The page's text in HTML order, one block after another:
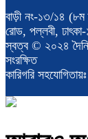
বাড়ী নং-১৩/১৪
রোড, পল্লবী,
স্বত্ব © ২০২৪
সংরক্ষিত
কারিগরি সহযোগিতায়ঃ